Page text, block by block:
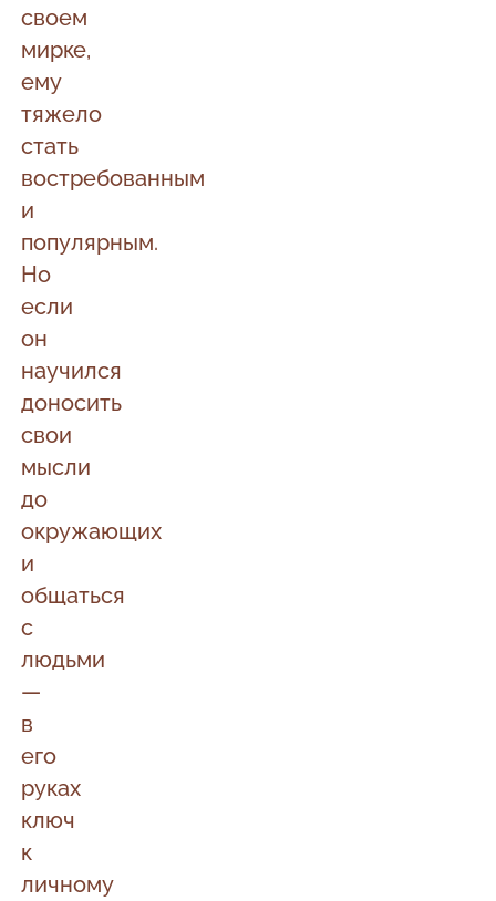
своем
мирке,
ему
тяжело
стать
востребованным
и
популярным.
Но
если
он
научился
доносить
свои
мысли
до
окружающих
и
общаться
с
людьми
—
в
его
руках
ключ
к
личному